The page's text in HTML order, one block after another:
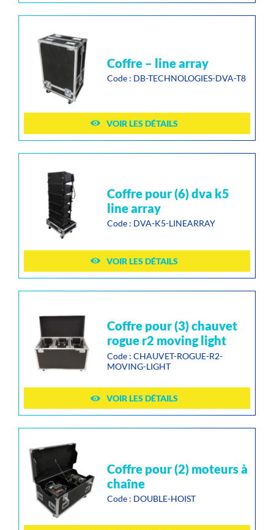
coffre – line array
Code : DB-TECHNOLOGIES-DVA-T8
VOIR LES DÉTAILS
coffre pour (6) dva k5
line array
Code : DVA-K5-LINEARRAY
VOIR LES DÉTAILS
coffre pour (3) chauvet
rogue r2 moving light
Code : CHAUVET-ROGUE-R2-
MOVING-LIGHT
VOIR LES DÉTAILS
coffre pour (2) moteurs à
chaîne
Code : DOUBLE-HOIST